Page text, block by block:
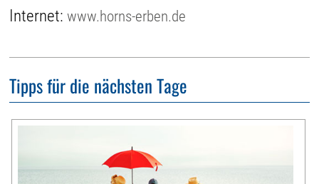
Internet:www.horns-erben.de
Tipps für die nächsten Tage